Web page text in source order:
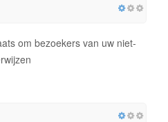
om bezoekers van uw niet-